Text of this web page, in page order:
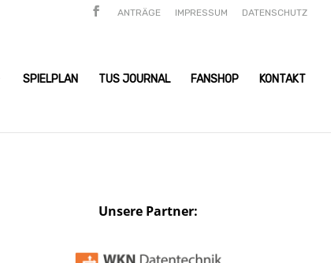
ANTRÄGE IMPRESSUM DATENSCHUTZ
SPIELPLAN TUS JOURNAL FANSHOP KONTAKT
Unsere Partner: